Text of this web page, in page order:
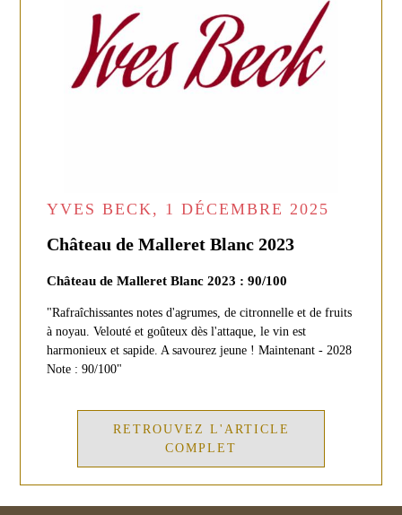
YVES BECK, 1 DÉCEMBRE 2025
Château de Malleret Blanc 2023
Château de Malleret Blanc 2023 : 90/100
"Rafraîchissantes notes d'agrumes, de citronnelle et de fruits
à noyau. Velouté et goûteux dès l'attaque, le vin est
harmonieux et sapide. A savourez jeune ! Maintenant - 2028
Note : 90/100"
RETROUVEZ L'ARTICLE
COMPLET